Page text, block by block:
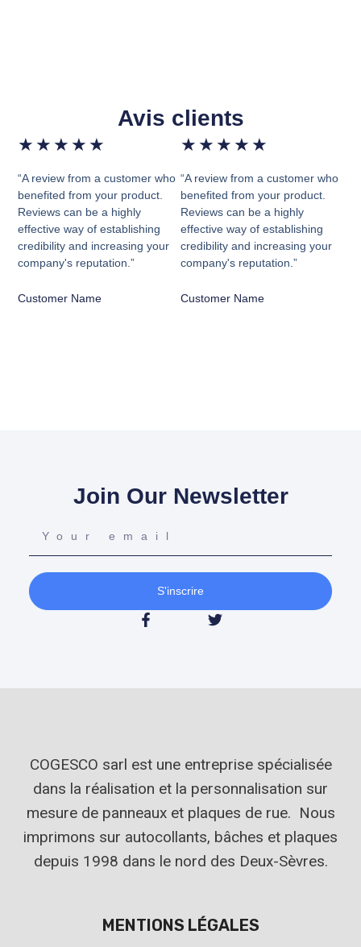
Avis clients
★ ★ ★ ★ ★
“A review from a customer who
benefited from your product.
Reviews can be a highly
effective way of establishing
credibility and increasing your
company's reputation.”
Customer Name
★ ★ ★ ★ ★
“A review from a customer who
benefited from your product.
Reviews can be a highly
effective way of establishing
credibility and increasing your
company's reputation.”
Customer Name
Join Our Newsletter
S'inscrire
COGESCO sarl est une entreprise spécialisée
dans la réalisation et la personnalisation sur
mesure de panneaux et plaques de rue. Nous
imprimons sur autocollants, bâches et plaques
depuis 1998 dans le nord des Deux-Sèvres.
MENTIONS LÉGALES